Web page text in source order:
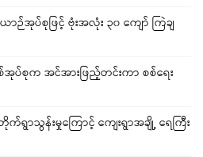
အုပ်စုဖြင့် ဗုံးအလုံး ၃၀ ကျော် ကြဲချ
စ်အုပ်စုက အင်အားဖြည့်တင်းကာ စစ်ရေး
ရွာသွန်းမှုကြောင့် ကျေးရွာအချို့ ရေကြီး